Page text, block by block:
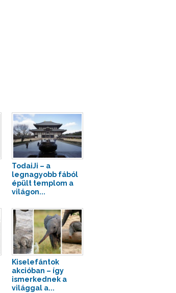
TodaiJi – a
legnagyobb fából
épült templom a
világon...
Kiselefántok
akcióban – így
ismerkednek a
világgal a...